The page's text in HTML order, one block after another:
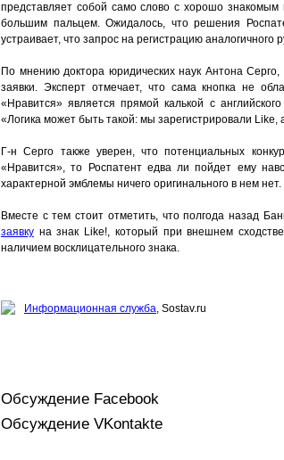
представляет собой само слово с хорошо
большим пальцем. Ожидалось, что решения
устраивает, что запрос на регистрацию аналогичного
По мнению доктора юридических наук Антона
заявки. Эксперт отмечает, что сама кнопка не
«Нравится» является прямой калькой с
«Логика может быть такой: мы зарегистрировали
Г-н Серго также уверен, что потенциальных
«Нравится», то Роспатент едва ли пойдет ему
характерной эмблемы ничего оригинального в нем нет.
Вместе с тем стоит отметить, что полгода назад
заявку на знак Like!, который при внешнем
наличием восклицательного знака.
Информационная служба, Sostav.ru
Обсуждение Facebook
Обсуждение VKontakte